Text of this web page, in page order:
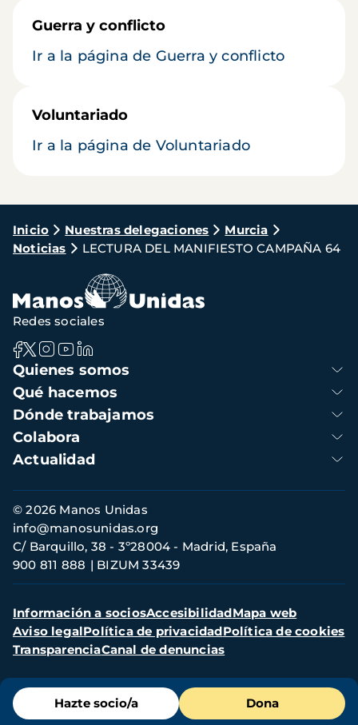
Guerra y conflicto
Ir a la página de Guerra y conflicto
Voluntariado
Ir a la página de Voluntariado
Ruta
de
navegación
Inicio Nuestras delegaciones
Murcia
Noticias
LECTURA DEL MANIFIESTO CAMPAÑA 64
Menú
de
Hazte socio/a Dona
Navegación
principal
Quienes somos
Qué hacemos
Dónde trabajamos
Colabora
Actualidad
Redes sociales
Información
de
contacto
© 2026 Manos Unidas
C/ Barquillo, 38 - 3º28004 - Madrid, España
900 811 888
BIZUM 33439
info@manosunidas.org
Menú
secundario
Información a sociosAccesibilidadMapa web
Aviso legalPolítica de privacidadPolítica de cookies
TransparenciaCanal de denuncias